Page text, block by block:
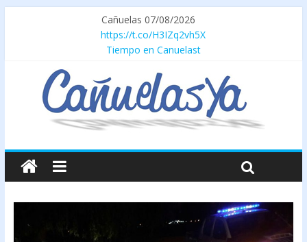
Cañuelas 07/08/2026
https://t.co/H3IZq2vh5X
Tiempo en Canuelast